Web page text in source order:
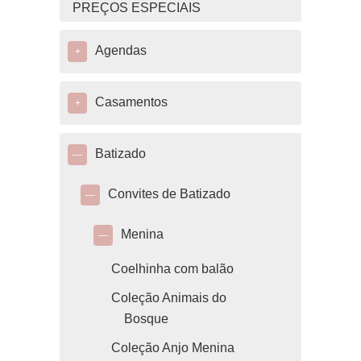
PREÇOS ESPECIAIS
+ Agendas
+ Casamentos
— Batizado
— Convites de Batizado
— Menina
Coelhinha com balão
Coleção Animais do
Bosque
Coleção Anjo Menina